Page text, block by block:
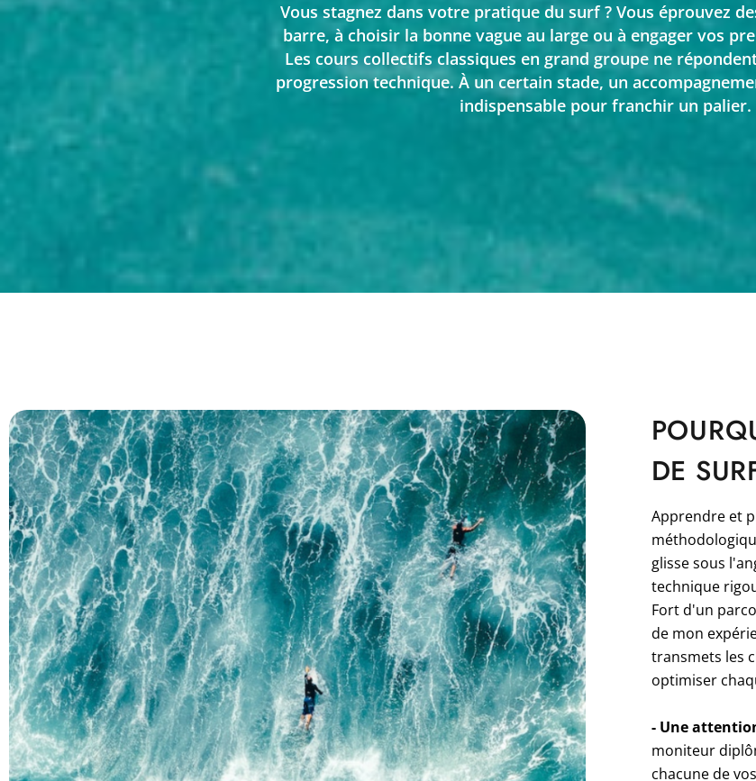
Vous stagnez dans votre pratique du surf ? Vous éprouvez
barre, à choisir la bonne vague au large ou à engager vos
Les cours collectifs classiques en grand groupe ne
progression technique. À un certain stade, un
indispensable pour franchir un palier.
DE
Apprendre et
glisse sous
technique
Fort d'un
de mon
transmets les
optimiser
- Une
moniteur
chacune de